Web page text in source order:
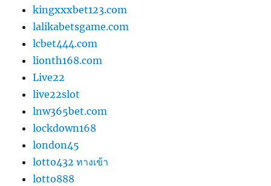
kingxxxbet123.com
lalikabetsgame.com
lcbet444.com
lionth168.com
Live22
live22slot
lnw365bet.com
lockdown168
london45
lotto432 ทางเข้า
lotto888